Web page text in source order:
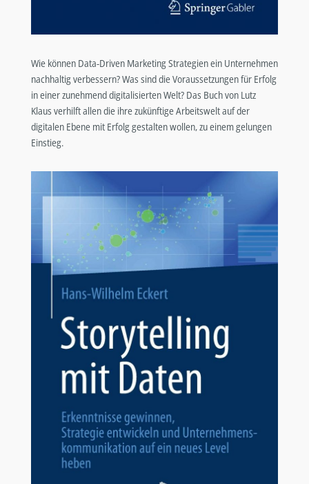
Wie können Data-Driven Marketing Strategien ein Unternehmen
nachhaltig verbessern? Was sind die Voraussetzungen für Erfolg
in einer zunehmend digitalisierten Welt? Das Buch von Lutz
Klaus verhilft allen die ihre zukünftige Arbeitswelt auf der
digitalen Ebene mit Erfolg gestalten wollen, zu einem gelungen
Einstieg.